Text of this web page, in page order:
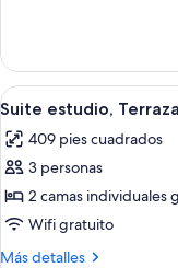
Terrace
(Jacuzzi)
Suite
Single
Use,
(Jacuzzi)
Abrir
todas
las
fotos
de
Suite
estudio,
4
Suite estudio,
409 pies cuadrados
3 personas
2 camas individuales
Wifi gratuito
Más detalles
Más